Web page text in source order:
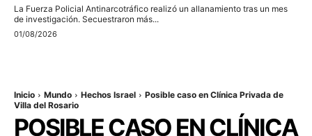
La Fuerza Policial Antinarcotráfico realizó un allanamiento tras un mes
de investigación. Secuestraron más...
01/08/2026